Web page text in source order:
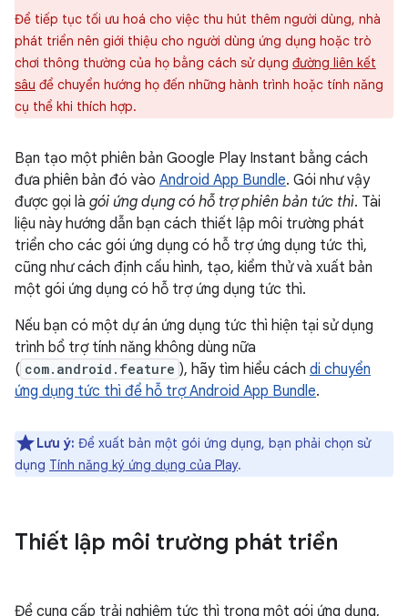
Để tiếp tục tối ưu hoá cho việc thu hút thêm người dùng, nhà
phát triển nên giới thiệu cho người dùng ứng dụng hoặc trò
chơi thông thường của họ bằng cách sử dụng đường liên kết
sâu để chuyển hướng họ đến những hành trình hoặc tính năng
cụ thể khi thích hợp.
Bạn tạo một phiên bản Google Play Instant bằng cách
đưa phiên bản đó vào Android App Bundle. Gói như vậy
được gọi là gói ứng dụng có hỗ trợ phiên bản tức thì. Tài
liệu này hướng dẫn bạn cách thiết lập môi trường phát
triển cho các gói ứng dụng có hỗ trợ ứng dụng tức thì,
cũng như cách định cấu hình, tạo, kiểm thử và xuất bản
một gói ứng dụng có hỗ trợ ứng dụng tức thì.
Nếu bạn có một dự án ứng dụng tức thì hiện tại sử dụng
trình bổ trợ tính năng không dùng nữa
( com.android.feature ), hãy tìm hiểu cách di chuyển
ứng dụng tức thì để hỗ trợ Android App Bundle.
Lưu ý: Để xuất bản một gói ứng dụng, bạn phải chọn sử
dụng Tính năng ký ứng dụng của Play.
Thiết lập môi trường phát triển
Để cung cấp trải nghiệm tức thì trong một gói ứng dụng,